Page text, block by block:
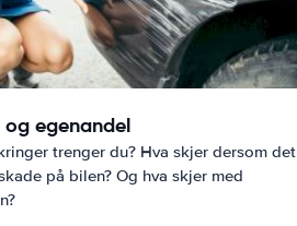
og egenandel
trenger du? Hva skjer dersom det
på bilen? Og hva skjer med